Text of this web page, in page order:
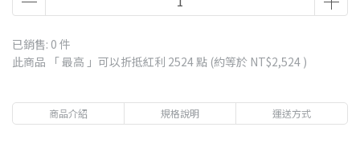
已銷售: 0 件
此商品 「 最高 」可以折抵紅利 2524點 (約等於 NT$2,524 )
商品介紹 規格說明 運送方式